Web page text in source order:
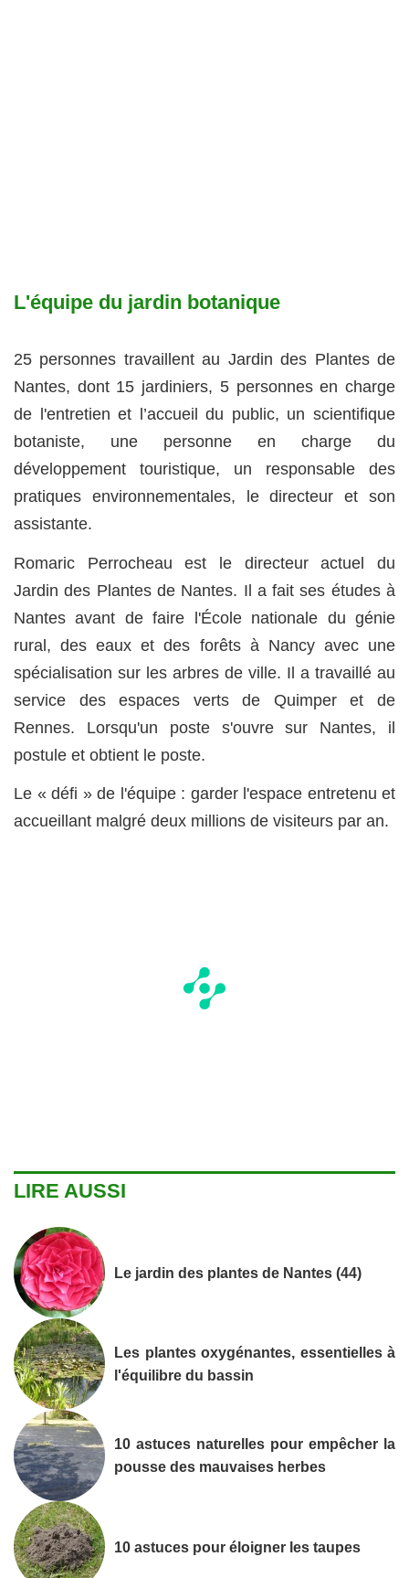
L'équipe du jardin botanique
25 personnes travaillent au Jardin des Plantes de
Nantes, dont 15 jardiniers, 5 personnes en charge
de l'entretien et l’accueil du public, un scientifique
botaniste, une personne en charge du
développement touristique, un responsable des
pratiques environnementales, le directeur et son
assistante.
Romaric Perrocheau est le directeur actuel du
Jardin des Plantes de Nantes. Il a fait ses études à
Nantes avant de faire l'École nationale du génie
rural, des eaux et des forêts à Nancy avec une
spécialisation sur les arbres de ville. Il a travaillé au
service des espaces verts de Quimper et de
Rennes. Lorsqu'un poste s'ouvre sur Nantes, il
postule et obtient le poste.
Le « défi » de l'équipe : garder l'espace entretenu et
accueillant malgré deux millions de visiteurs par an.
LIRE AUSSI
Le jardin des plantes de Nantes (44)
Les plantes oxygénantes, essentielles à
l'équilibre du bassin
10 astuces naturelles pour empêcher la
pousse des mauvaises herbes
10 astuces pour éloigner les taupes